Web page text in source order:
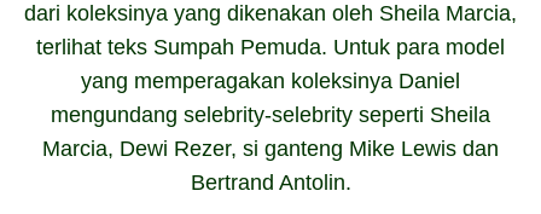
dari koleksinya yang dikenakan oleh Sheila Marcia,
terlihat teks Sumpah Pemuda. Untuk para model
yang memperagakan koleksinya Daniel
mengundang selebrity-selebrity seperti Sheila
Marcia, Dewi Rezer, si ganteng Mike Lewis dan
Bertrand Antolin.